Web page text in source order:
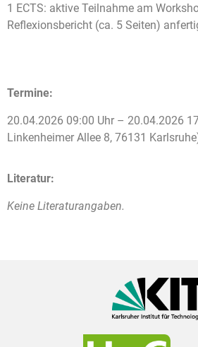
1 ECTS: aktive Teilnahme am
Reflexionsbericht (ca. 5 Seiten)
Termine:
20.04.2026 09:00 Uhr – 20.04.2026
Linkenheimer Allee 8, 76131
Literatur:
Keine Literaturangaben.